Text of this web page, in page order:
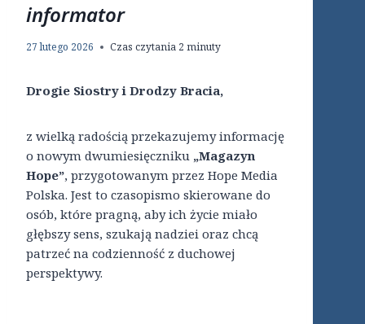
informator
27 lutego 2026 Czas czytania 2 minuty
Drogie Siostry i Drodzy Bracia,
z wielką radością przekazujemy informację
o nowym dwumiesięczniku „Magazyn
Hope”, przygotowanym przez Hope Media
Polska. Jest to czasopismo skierowane do
osób, które pragną, aby ich życie miało
głębszy sens, szukają nadziei oraz chcą
patrzeć na codzienność z duchowej
perspektywy.